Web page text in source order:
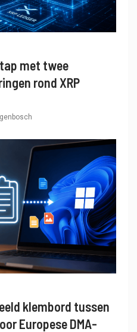
met twee
rond XRP
klembord tussen
Europese DMA-